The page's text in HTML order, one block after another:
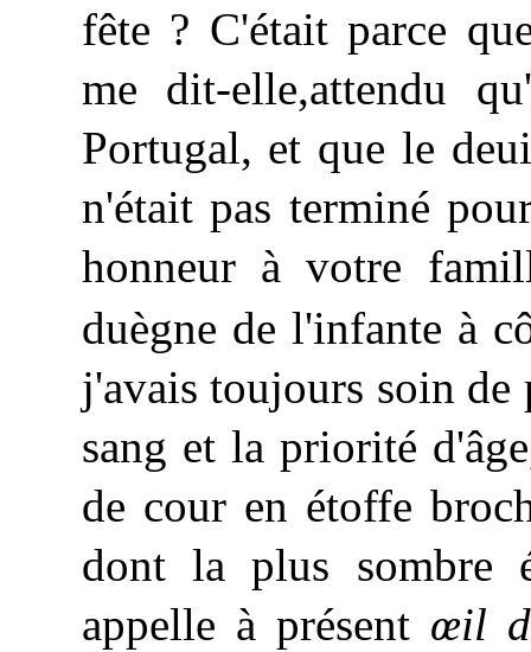
fête ? C'était parce
me dit-elle,attendu
Portugal, et que le
n'était pas terminé
honneur à votre
duègne de l'infante à
j'avais toujours soin de
sang et la priorité
de cour en étoffe
dont la plus sombre
appelle à présent œil